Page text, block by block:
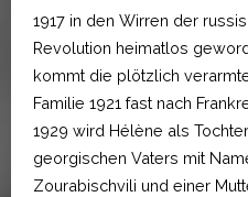
1917 in den Wirren der
Revolution heimatlos
kommt die plötzlich
Familie 1921 fast nach
1929 wird Hélène als
georgischen Vaters mit
Zourabischvili und einer